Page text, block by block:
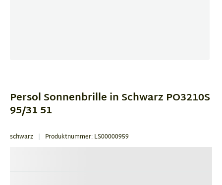
4
Persol Sonnenbrille in Schwarz PO3210S
95/31 51
schwarz Produktnummer: LS00000959